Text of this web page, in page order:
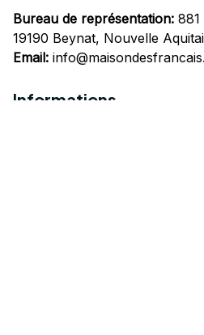
Bureau de représentation: 881
19190 Beynat, Nouvelle
Email:
Informations